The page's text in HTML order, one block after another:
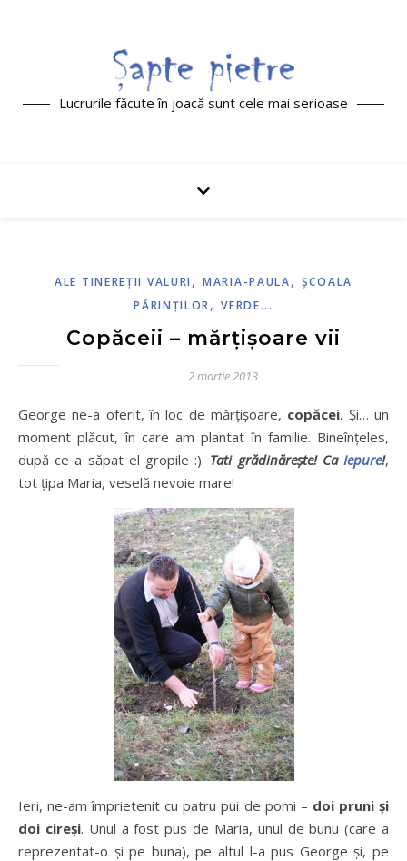
Lucrurile făcute în joacă sunt cele mai serioase
ALE TINEREŢII VALURI ,MARIA-PAULA, ŞCOALA
PĂRINŢILOR,VERDE...
Copăceii – mărțișoare vii
2 martie 2013
George ne-a oferit, în loc de mărțișoare, copăcei. Și… un
moment plăcut, în care am plantat în familie. Bineînțeles,
după ce a săpat el gropile :). Tati grădinărește! CaIepure!,
tot țipa Maria, veselă nevoie mare!
Ieri, ne-am împrietenit cu patru pui de pomi – doi pruni și
doi cireși. Unul a fost pus de Maria, unul de bunu (care a
reprezentat-o și pe buna), pe altul l-a pus George și, pe